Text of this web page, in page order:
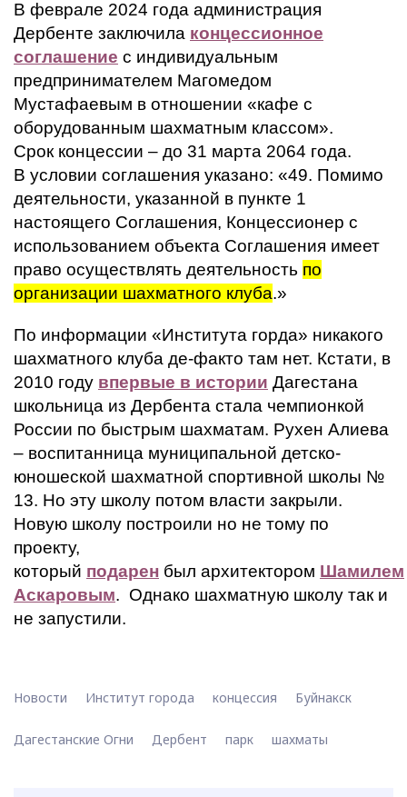
В феврале 2024 года администрация
Дербенте заключила концессионное
соглашение с индивидуальным
предпринимателем Магомедом
Мустафаевым в отношении «кафе с
оборудованным шахматным классом».
Срок концессии – до 31 марта 2064 года.
В условии соглашения указано: «49. Помимо
деятельности, указанной в пункте 1
настоящего Соглашения, Концессионер с
использованием объекта Соглашения имеет
право осуществлять деятельность по
организации шахматного клуба.»
По информации «Института горда» никакого
шахматного клуба де-факто там нет. Кстати, в
2010 году впервые в истории Дагестана
школьница из Дербента стала чемпионкой
России по быстрым шахматам. Рухен Алиева
– воспитанница муниципальной детско-
юношеской шахматной спортивной школы №
13. Но эту школу потом власти закрыли.
Новую школу построили но не тому по
проекту,
который подарен был архитектором Шамилем
Аскаровым. Однако шахматную школу так и
не запустили.
Новости Институт города концессия Буйнакск
Дагестанские Огни Дербент парк шахматы